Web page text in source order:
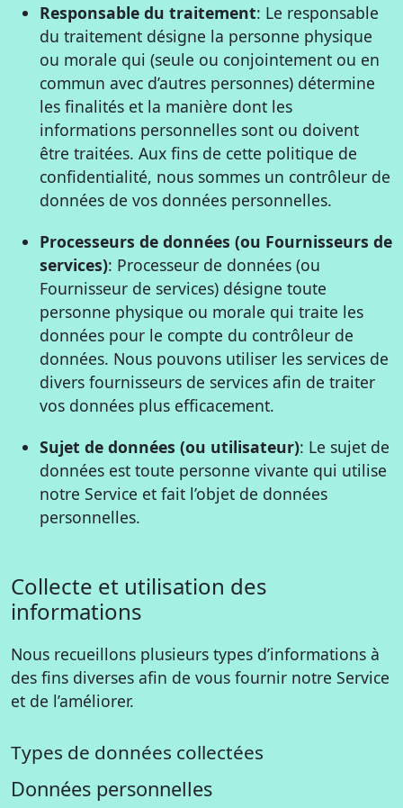
Responsable du traitement: Le responsable
du traitement désigne la personne physique
ou morale qui (seule ou conjointement ou en
commun avec d’autres personnes) détermine
les finalités et la manière dont les
informations personnelles sont ou doivent
être traitées. Aux fins de cette politique de
confidentialité, nous sommes un contrôleur de
données de vos données personnelles.
Processeurs de données (ou Fournisseurs de
services): Processeur de données (ou
Fournisseur de services) désigne toute
personne physique ou morale qui traite les
données pour le compte du contrôleur de
données. Nous pouvons utiliser les services de
divers fournisseurs de services afin de traiter
vos données plus efficacement.
Sujet de données (ou utilisateur): Le sujet de
données est toute personne vivante qui utilise
notre Service et fait l’objet de données
personnelles.
Collecte et utilisation des
informations
Nous recueillons plusieurs types d’informations à
des fins diverses afin de vous fournir notre Service
et de l’améliorer.
Types de données collectées
Données personnelles